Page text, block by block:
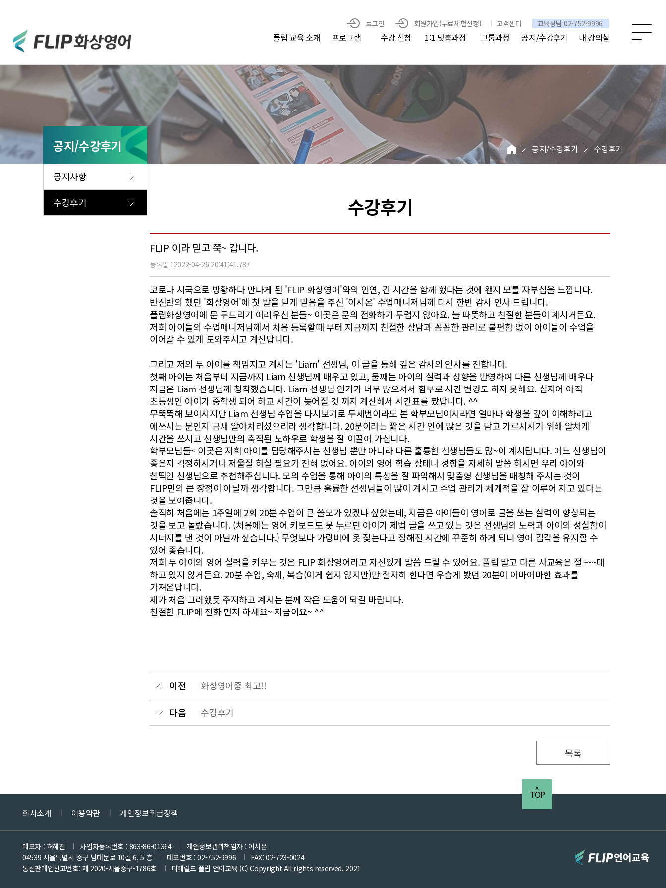
로그인 회원가입(무료체험신청) 고객센터 교육상담 02-752-9996
플립 교육 소개 프로그램 수강 신청 1:1 맞춤과정 그룹과정 공지/수강후기 내 강의실
공지/수강후기
공지사항
수강후기
공지/수강후기 수강후기
수강후기
FLIP 이라 믿고 쭉~ 갑니다.
등록일 : 2022-04-26 20:41:41.787
코로나 시국으로 방황하다 만나게 된 'FLIP 화상영어'와의 인연, 긴 시간을 함께 했다는 것에 왠지 모를 자부심을 느낍니다.
반신반의 했던 '화상영어'에 첫 발을 딛게 믿음을 주신 '이시온' 수업매니저님께 다시 한번 감사 인사 드립니다.
플립화상영어에 문 두드리기 어려우신 분들~ 이곳은 문의 전화하기 두렵지 않아요. 늘 따뜻하고 친절한 분들이 계시거든요.
저희 아이들의 수업매니저님께서 처음 등록할때 부터 지금까지 친절한 상담과 꼼꼼한 관리로 불편함 없이 아이들이 수업을
이어갈 수 있게 도와주시고 계신답니다.
그리고 저의 두 아이를 책임지고 계시는 'Liam' 선생님, 이 글을 통해 깊은 감사의 인사를 전합니다.
첫째 아이는 처음부터 지금까지 Liam 선생님께 배우고 있고, 둘째는 아이의 실력과 성향을 반영하여 다른 선생님께 배우다
지금은 Liam 선생님께 청착했습니다. Liam 선생님 인기가 너무 많으셔서 함부로 시간 변경도 하지 못해요. 심지어 아직
초등생인 아이가 중학생 되어 하교 시간이 늦어질 것 까지 계산해서 시간표를 짰답니다. ^^
무뚝뚝해 보이시지만 Liam 선생님 수업을 다시보기로 두세번이라도 본 학부모님이시라면 얼마나 학생을 깊이 이해하려고
애쓰시는 분인지 금새 알아차리셨으리라 생각합니다. 20분이라는 짧은 시간 안에 많은 것을 담고 가르치시기 위해 알차게
시간을 쓰시고 선생님만의 축적된 노하우로 학생을 잘 이끌어 가십니다.
학부모님들~ 이곳은 저희 아이를 담당해주시는 선생님 뿐만 아니라 다른 훌륭한 선생님들도 많~이 계시답니다. 어느 선생님이
좋은지 걱정하시거나 저울질 하실 필요가 전혀 없어요. 아이의 영어 학습 상태나 성향을 자세히 말씀 하시면 우리 아이와
찰떡인 선생님으로 추천해주십니다. 모의 수업을 통해 아이의 특성을 잘 파악해서 맞춤형 선생님을 매칭해 주시는 것이
FLIP만의 큰 장점이 아닐까 생각합니다. 그만큼 훌륭한 선생님들이 많이 계시고 수업 관리가 체계적을 잘 이루어 지고 있다는
것을 보여줍니다.
솔직히 처음에는 1주일에 2회 20분 수업이 큰 쓸모가 있겠냐 싶었는데, 지금은 아이들이 영어로 글을 쓰는 실력이 향상되는
것을 보고 놀랐습니다. (처음에는 영어 키보드도 못 누르던 아이가 제법 글을 쓰고 있는 것은 선생님의 노력과 아이의 성실함이
시너지를 낸 것이 아닐까 싶습니다.) 무엇보다 가랑비에 옷 젖는다고 정해진 시간에 꾸준히 하게 되니 영어 감각을 유지할 수
있어 좋습니다.
저희 두 아이의 영어 실력을 키우는 것은 FLIP 화상영어라고 자신있게 말씀 드릴 수 있어요. 플립 말고 다른 사교육은 절~~~대
하고 있지 않거든요. 20분 수업, 숙제, 복습(이게 쉽지 않지만)만 철저히 한다면 우습게 봤던 20분이 어마어마한 효과를
가져온답니다.
제가 처음 그러했듯 주저하고 계시는 분께 작은 도움이 되길 바랍니다.
친절한 FLIP에 전화 먼저 하세요~ 지금이요~ ^^
이전 화상영어중 최고!!
다음 수강후기
목록
회사소개 이용약관 개인정보취급정책
TOP
대표자 : 허혜진 사업자등록번호 : 863-86-01364
개인정보관리책임자 : 이시온
04539 서울특별시 중구 남대문로 10길 6, 5 층
대표번호 : 02-752-9996
FAX: 02-723-0024
통신판매업신고번호: 제 2020-서울중구-1786호
디헤럴드 플립 언어교육 (C) Copyright All rights reserved. 2021